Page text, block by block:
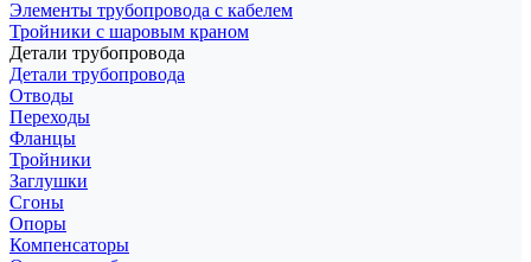
Элементы трубопровода с кабелем
Тройники с шаровым краном
Детали трубопровода
Детали трубопровода
Отводы
Переходы
Фланцы
Тройники
Заглушки
Сгоны
Опоры
Компенсаторы